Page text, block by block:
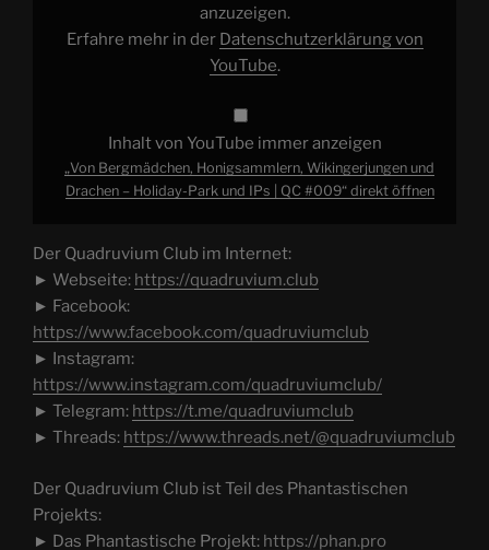
anzuzeigen.
Erfahre mehr in der Datenschutzerklärung von
YouTube.
Inhalt von YouTube immer anzeigen
„Von Bergmädchen, Honigsammlern, Wikingerjungen und
Drachen – Holiday-Park und IPs | QC #009“ direkt öffnen
Der Quadruvium Club im Internet:
► Webseite: https://quadruvium.club
► Facebook:
https://www.facebook.com/quadruviumclub
► Instagram:
https://www.instagram.com/quadruviumclub/
► Telegram: https://t.me/quadruviumclub
► Threads: https://www.threads.net/@quadruviumclub
Der Quadruvium Club ist Teil des Phantastischen
Projekts:
► Das Phantastische Projekt: https://phan.pro